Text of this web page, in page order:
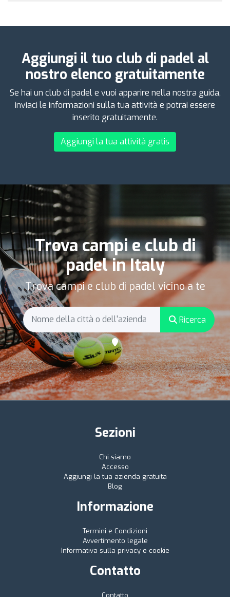
Aggiungi il tuo club di padel al
nostro elenco gratuitamente
Se hai un club di padel e vuoi apparire nella nostra guida,
inviaci le informazioni sulla tua attività e potrai essere
inserito gratuitamente.
Aggiungi la tua attività gratis
Trova campi e club di
padel in Italy
Trova campi e club di padel vicino a te
Ricerca
Sezioni
Chi siamo
Accesso
Aggiungi la tua azienda gratuita
Blog
Informazione
Termini e Condizioni
Avvertimento legale
Informativa sulla privacy e cookie
Contatto